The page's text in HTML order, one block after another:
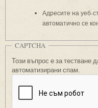
Адресите на уеб-
автоматично се
CAPTCHA
Този въпрос е за тестване
автоматизирани спам.